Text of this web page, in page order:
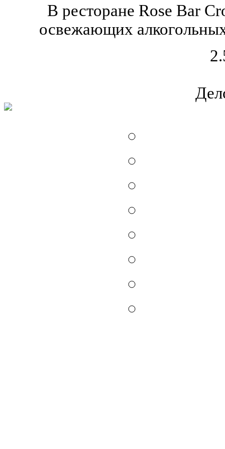
В ресторане Rose Bar
освежающих